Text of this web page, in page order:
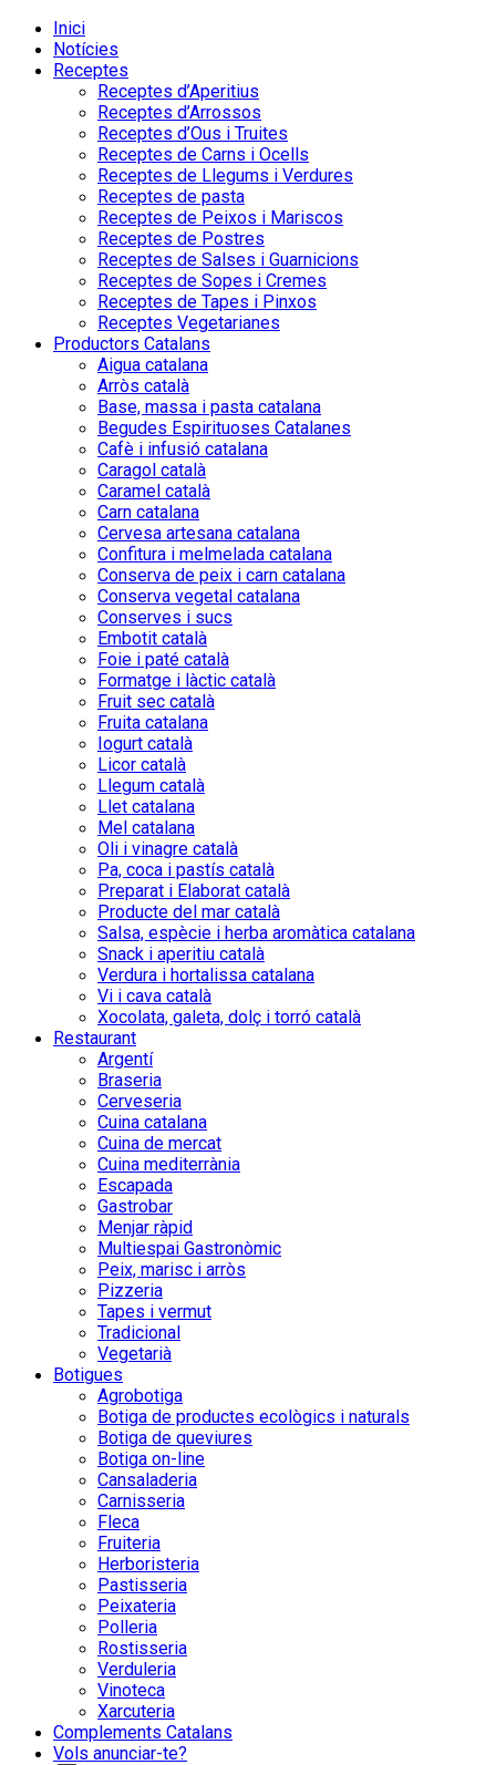
Inici
Notícies
Receptes
Receptes d’Aperitius
Receptes d’Arrossos
Receptes d’Ous i Truites
Receptes de Carns i Ocells
Receptes de Llegums i Verdures
Receptes de pasta
Receptes de Peixos i Mariscos
Receptes de Postres
Receptes de Salses i Guarnicions
Receptes de Sopes i Cremes
Receptes de Tapes i Pinxos
Receptes Vegetarianes
Productors Catalans
Aigua catalana
Arròs català
Base, massa i pasta catalana
Begudes Espirituoses Catalanes
Cafè i infusió catalana
Caragol català
Caramel català
Carn catalana
Cervesa artesana catalana
Confitura i melmelada catalana
Conserva de peix i carn catalana
Conserva vegetal catalana
Conserves i sucs
Embotit català
Foie i paté català
Formatge i làctic català
Fruit sec català
Fruita catalana
Iogurt català
Licor català
Llegum català
Llet catalana
Mel catalana
Oli i vinagre català
Pa, coca i pastís català
Preparat i Elaborat català
Producte del mar català
Salsa, espècie i herba aromàtica catalana
Snack i aperitiu català
Verdura i hortalissa catalana
Vi i cava català
Xocolata, galeta, dolç i torró català
Restaurant
Argentí
Braseria
Cerveseria
Cuina catalana
Cuina de mercat
Cuina mediterrània
Escapada
Gastrobar
Menjar ràpid
Multiespai Gastronòmic
Peix, marisc i arròs
Pizzeria
Tapes i vermut
Tradicional
Vegetarià
Botigues
Agrobotiga
Botiga de productes ecològics i naturals
Botiga de queviures
Botiga on-line
Cansaladeria
Carnisseria
Fleca
Fruiteria
Herboristeria
Pastisseria
Peixateria
Polleria
Rostisseria
Verduleria
Vinoteca
Xarcuteria
Complements Catalans
Vols anunciar-te?